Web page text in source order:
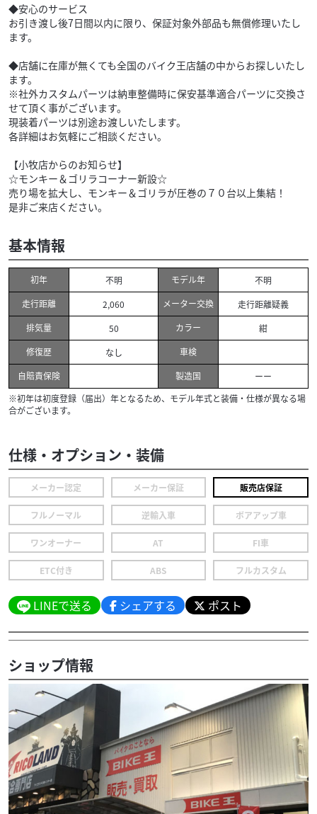
◆安心のサービス
お引き渡し後7日間以内に限り、保証対象外部品も無償修理いたし
ます。
◆店舗に在庫が無くても全国のバイク王店舗の中からお探しいたし
ます。
※社外カスタムパーツは納車整備時に保安基準適合パーツに交換さ
せて頂く事がございます。
現装着パーツは別途お渡しいたします。
各詳細はお気軽にご相談ください。
【小牧店からのお知らせ】
☆モンキー＆ゴリラコーナー新設☆
売り場を拡大し、モンキー＆ゴリラが圧巻の７０台以上集結！
是非ご来店ください。
基本情報
初年 不明 モデル年
不明
走行距離
2,060 メーター交換
走行距離疑義
排気量
50 カラー
紺
修復歴
なし
車検
自賠責保険
製造国
ーー
※初年は初度登録（届出）年となるため、モデル年式と装備・仕様が異なる場
合がございます。
仕様・オプション・装備
メーカー認定 メーカー保証 販売店保証
フルノーマル 逆輸入車 ボアアップ車
ワンオーナー AT FI車
ETC付き ABS フルカスタム
LINEで送る シェアする ポスト
ショップ情報